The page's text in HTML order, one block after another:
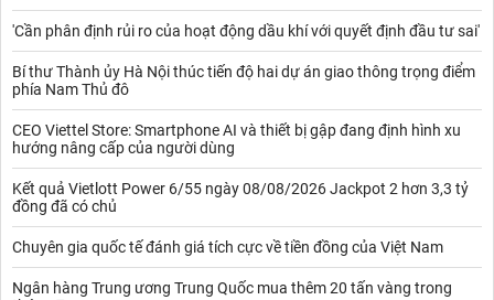
'Cần phân định rủi ro của hoạt động dầu khí với quyết định đầu tư sai'
Bí thư Thành ủy Hà Nội thúc tiến độ hai dự án giao thông trọng điểm
phía Nam Thủ đô
CEO Viettel Store: Smartphone AI và thiết bị gập đang định hình xu
hướng nâng cấp của người dùng
Kết quả Vietlott Power 6/55 ngày 08/08/2026 Jackpot 2 hơn 3,3 tỷ
đồng đã có chủ
Chuyên gia quốc tế đánh giá tích cực về tiền đồng của Việt Nam
Ngân hàng Trung ương Trung Quốc mua thêm 20 tấn vàng trong